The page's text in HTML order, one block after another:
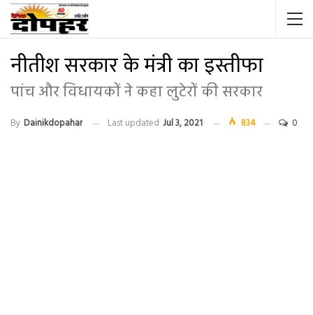
नीतीश सरकार के मंत्री का इस्तीफा
पांच और विधायकों ने कहा लुटेरों की सरकार
By Dainikdopahar Last updated Jul 3, 2021 834 0